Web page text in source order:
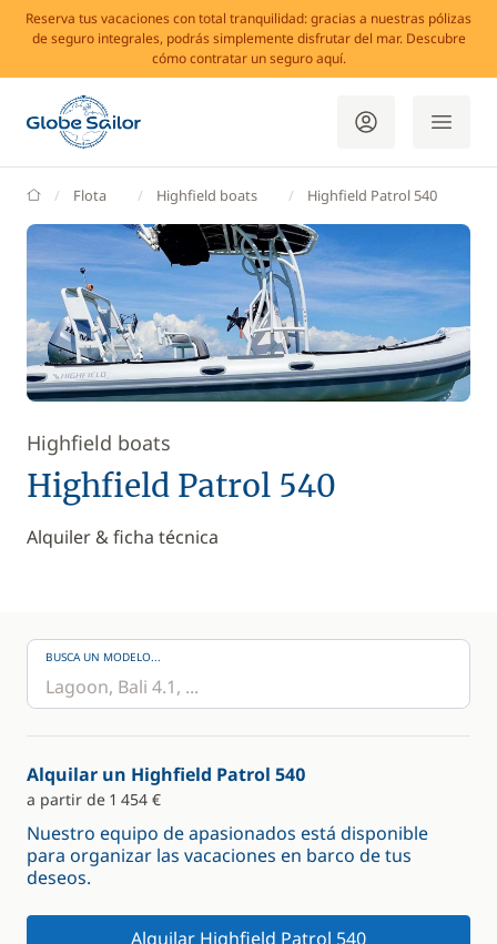
Reserva tus vacaciones con total tranquilidad: gracias a nuestras pólizas
de seguro integrales, podrás simplemente disfrutar del mar. Descubre
cómo contratar un seguro aquí.
GlobeSailor
Flota Highfield boats Highfield Patrol 540
Highfield boats
Highfield Patrol 540
Alquiler & ficha técnica
BUSCA UN MODELO...
Alquilar un Highfield Patrol 540
a partir de 1 454 €
Nuestro equipo de apasionados está disponible
para organizar las vacaciones en barco de tus
deseos.
Alquilar Highfield Patrol 540